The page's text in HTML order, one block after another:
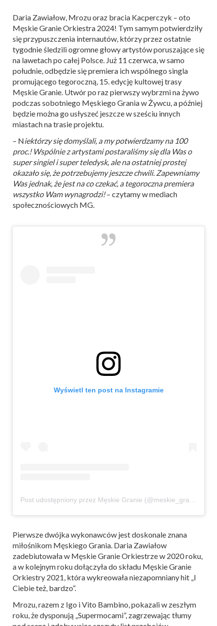
Daria Zawiałow, Mrozu oraz bracia Kacperczyk – oto
Męskie Granie Orkiestra 2024! Tym samym potwierdziły
się przypuszczenia internautów, którzy przez ostatnie
tygodnie śledzili ogromne głowy artystów poruszające się
na lawetach po całej Polsce. Już 11 czerwca, w samo
południe, odbędzie się premiera ich wspólnego singla
promującego tegoroczną, 15. edycję kultowej trasy
Męskie Granie. Utwór po raz pierwszy wybrzmi na żywo
podczas sobotniego Męskiego Grania w Żywcu, a później
będzie można go usłyszeć jeszcze w sześciu innych
miastach na trasie projektu.
– Niektórzy się domyślali, a my potwierdzamy na 100
proc.! Wspólnie z artystami postaraliśmy się dla Was o
super singiel i super teledysk, ale na ostatniej prostej
okazało się, że potrzebujemy jeszcze chwili. Zapewniamy
Was jednak, że jest na co czekać, a tegoroczna premiera
wszystko Wam wynagrodzi!– czytamy w mediach
społecznościowych MG.
Wyświetl ten post na Instagramie
Pierwsze dwójka wykonawców jest doskonale znana
miłośnikom Męskiego Grania. Daria Zawiałow
zadebiutowała w Męskie Granie Orkiestrze w 2020 roku,
a w kolejnym roku dołączyła do składu Męskie Granie
Orkiestry 2021, która wykreowała niezapomniany hit „I
Ciebie też, bardzo”.
Mrozu, razem z Igo i Vito Bambino, pokazali w zeszłym
roku, że dysponują „Supermocami”, zagrzewając tłumy